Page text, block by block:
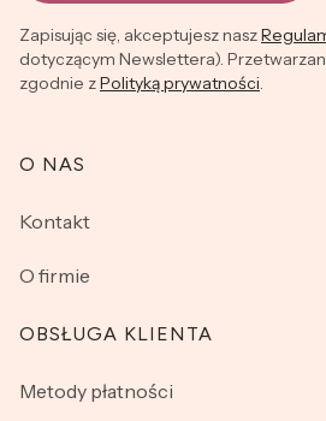
Zapisując się, akceptujesz nasz
dotyczącym Newslettera).
zgodnie zPolityką prywatności.
Linki w stopce
O NAS
Kontakt
O firmie
OBSŁUGA KLIENTA
Metody płatności